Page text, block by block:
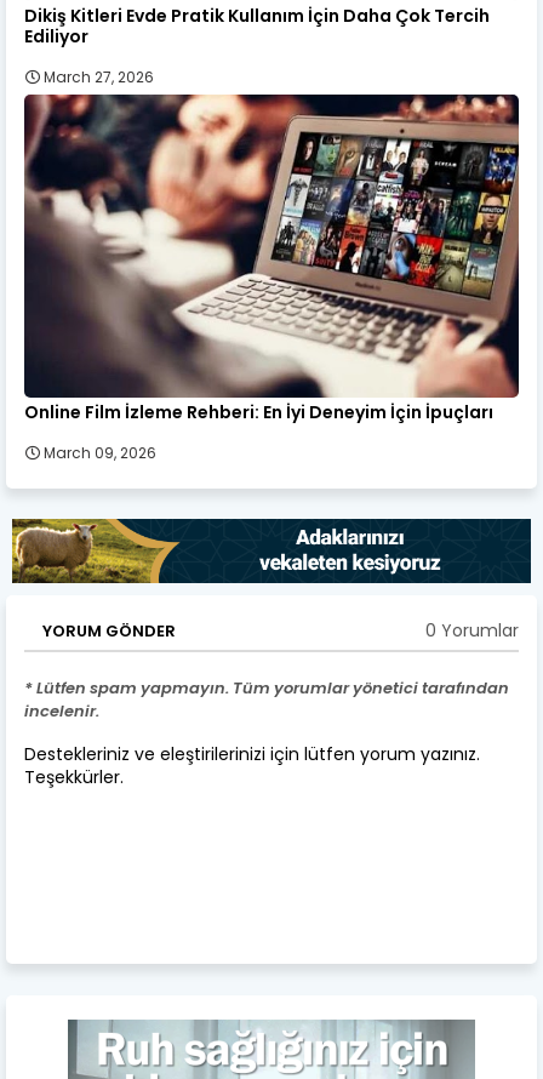
Dikiş Kitleri Evde Pratik Kullanım İçin Daha Çok Tercih
Ediliyor
March 27, 2026
Online Film İzleme Rehberi: En İyi Deneyim İçin İpuçları
March 09, 2026
YORUM GÖNDER 0 Yorumlar
* Lütfen spam yapmayın. Tüm yorumlar yönetici tarafından
incelenir.
Destekleriniz ve eleştirilerinizi için lütfen yorum yazınız.
Teşekkürler.